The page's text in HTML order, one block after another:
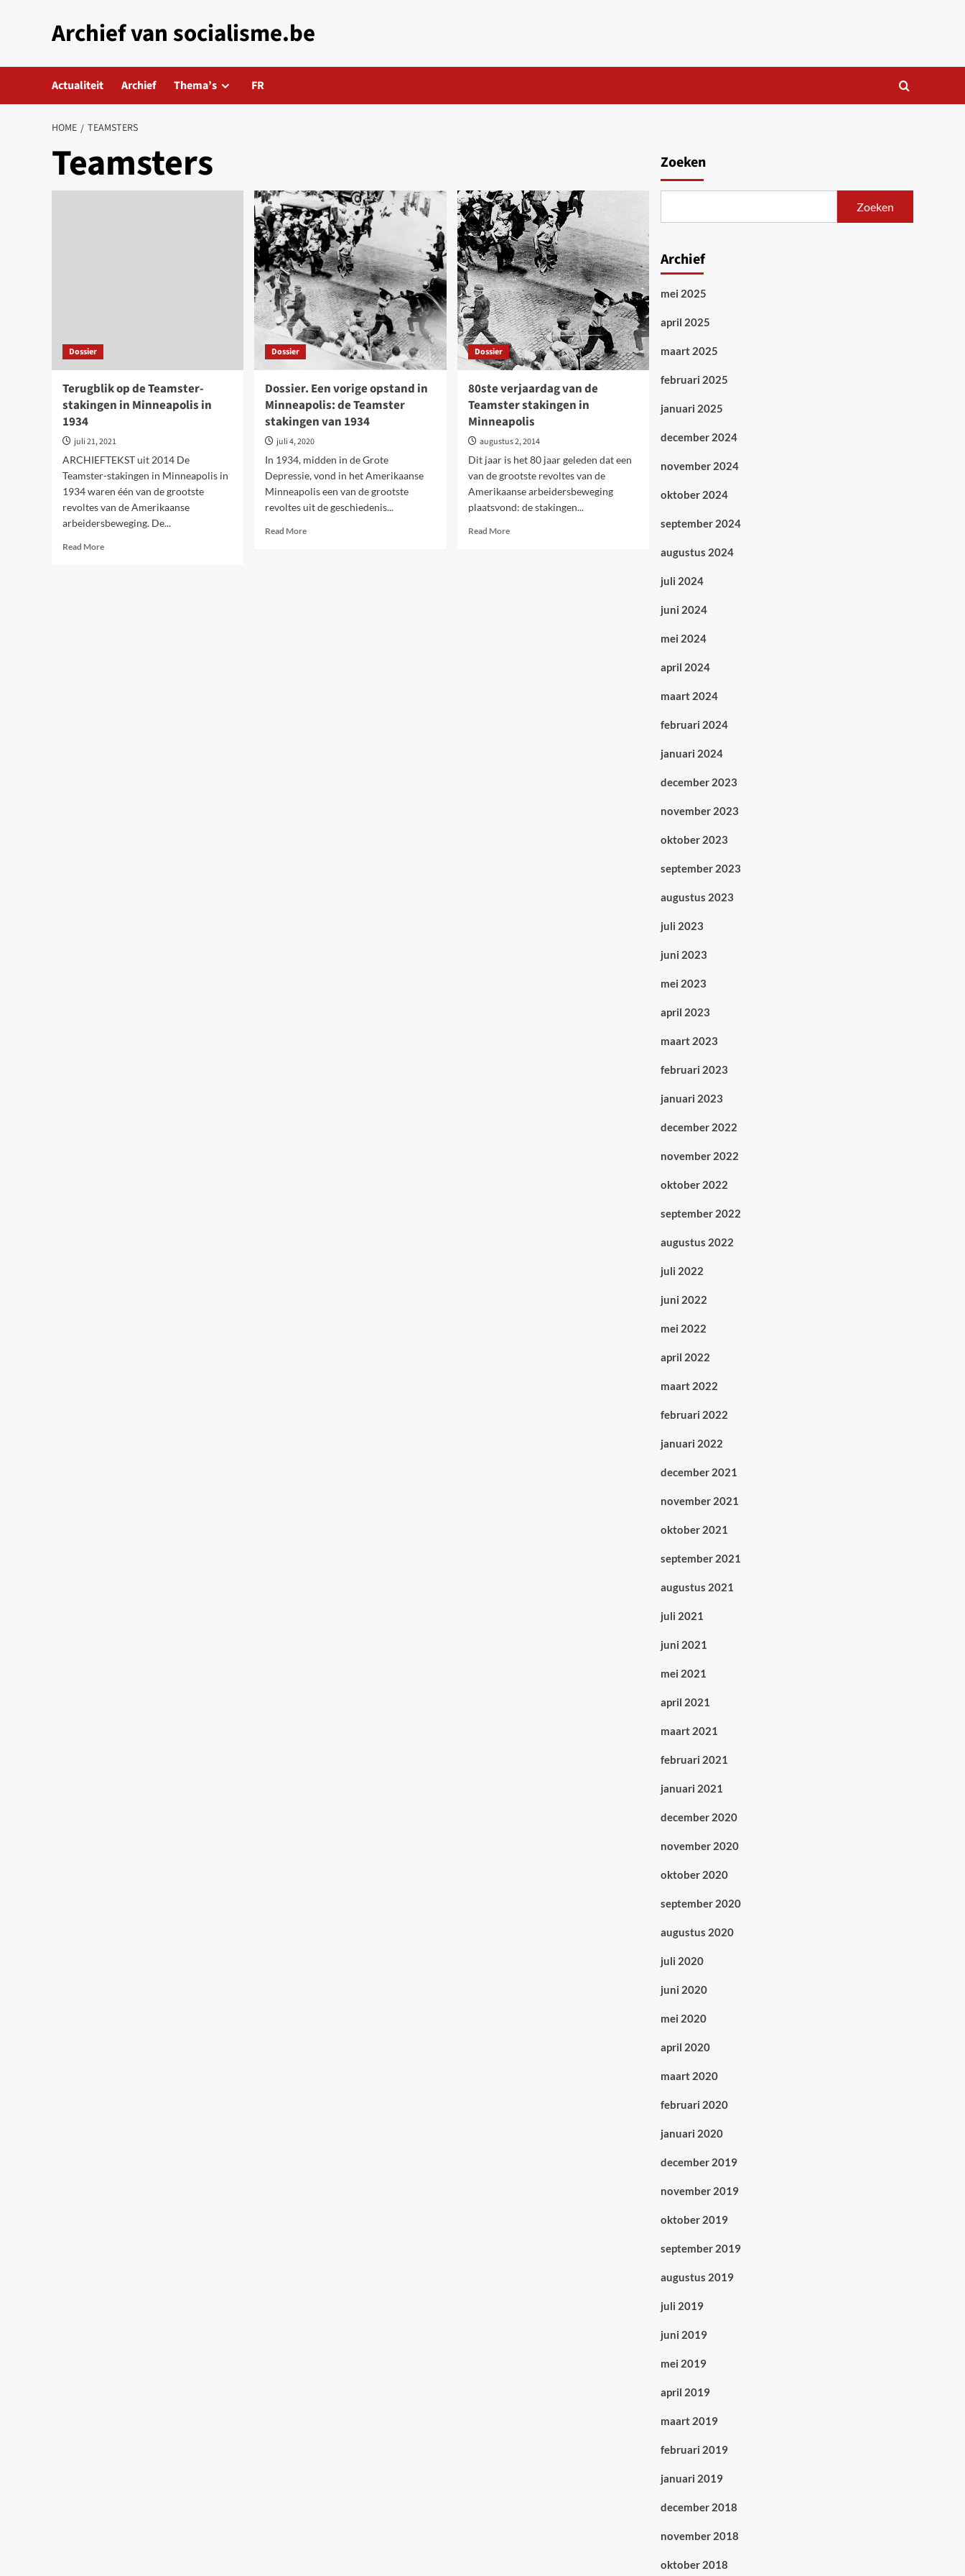
Archief van socialisme.be
Actualiteit Archief Thema’s FR
HOME TEAMSTERS
Teamsters
Dossier
Terugblik op de Teamster-
stakingen in Minneapolis in
1934
juli 21, 2021
ARCHIEFTEKST uit 2014 De
Teamster-stakingen in Minneapolis in
1934 waren één van de grootste
revoltes van de Amerikaanse
arbeidersbeweging. De...
Read MoreRead
Dossier
Dossier. Een vorige opstand in
Minneapolis: de Teamster
stakingen van 1934
juli 4, 2020
In 1934, midden in de Grote
Depressie, vond in het Amerikaanse
Minneapolis een van de grootste
revoltes uit de geschiedenis...
Read MoreRead
Dossier
80ste verjaardag van de
Teamster stakingen in
Minneapolis
augustus 2, 2014
Dit jaar is het 80 jaar geleden dat een
van de grootste revoltes van de
Amerikaanse arbeidersbeweging
plaatsvond: de stakingen...
Read MoreRead
Zoeken
Zoeken
Archief
mei 2025
april 2025
maart 2025
februari 2025
januari 2025
december 2024
november 2024
oktober 2024
september 2024
augustus 2024
juli 2024
juni 2024
mei 2024
april 2024
maart 2024
februari 2024
januari 2024
december 2023
november 2023
oktober 2023
september 2023
augustus 2023
juli 2023
juni 2023
mei 2023
april 2023
maart 2023
februari 2023
januari 2023
december 2022
november 2022
oktober 2022
september 2022
augustus 2022
juli 2022
juni 2022
mei 2022
april 2022
maart 2022
februari 2022
januari 2022
december 2021
november 2021
oktober 2021
september 2021
augustus 2021
juli 2021
juni 2021
mei 2021
april 2021
maart 2021
februari 2021
januari 2021
december 2020
november 2020
oktober 2020
september 2020
augustus 2020
juli 2020
juni 2020
mei 2020
april 2020
maart 2020
februari 2020
januari 2020
december 2019
november 2019
oktober 2019
september 2019
augustus 2019
juli 2019
juni 2019
mei 2019
april 2019
maart 2019
februari 2019
januari 2019
december 2018
november 2018
oktober 2018